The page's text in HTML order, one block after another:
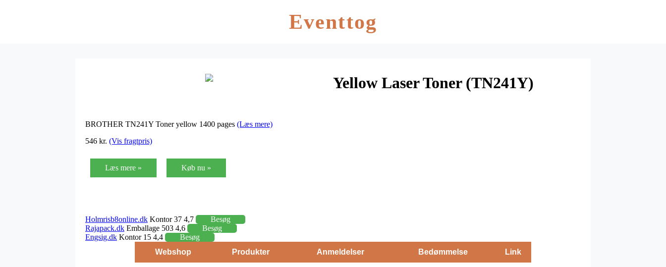
Eventtog
Yellow Laser Toner (TN241Y)
BROTHER TN241Y Toner yellow 1400 pages (Læs mere)
546 kr. (Vis fragtpris)
Læs mere » Køb nu »
Holmrisb8online.dk Kontor 37 4,7
Besøg
Rajapack.dk Emballage 503 4,6
Besøg
Engsig.dk Kontor 15 4,4
Besøg
Webshop
Produkter Anmeldelser Bedømmelse Link